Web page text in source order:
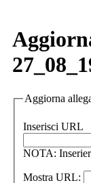
Aggiorna
Inserisci URL
NOTA:
Mostra URL: